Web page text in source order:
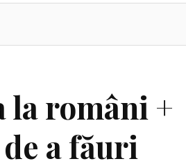
români +
a făuri